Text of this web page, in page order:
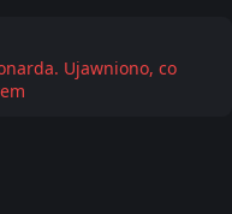
Ujawniono, co